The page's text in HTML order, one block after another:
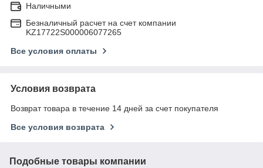
Наличными
Безналичный расчет на счет компании
KZ17722S000006077265
Все условия оплаты
Условия возврата
Возврат товара в течение 14 дней за счет покупателя
Все условия возврата
Подобные товары компании